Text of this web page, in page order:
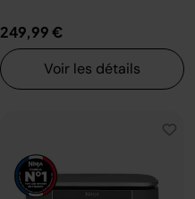
249,99 €
Voir les détails